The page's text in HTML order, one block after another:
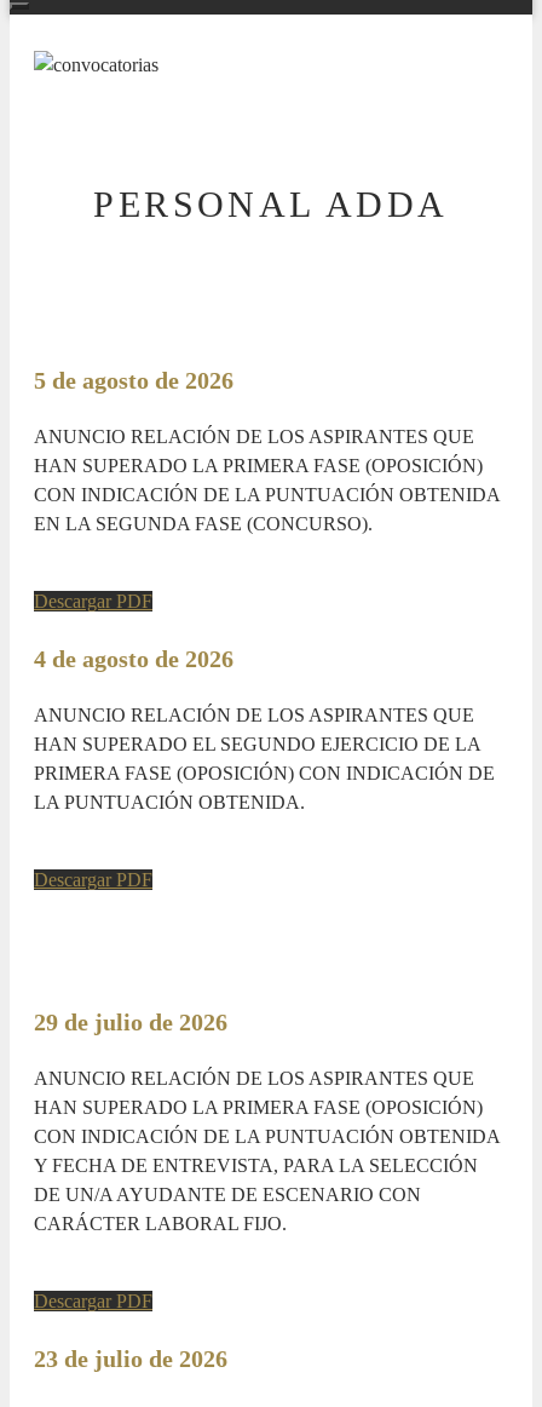
PERSONAL ADDA
5 de agosto de 2026
ANUNCIO RELACIÓN DE LOS ASPIRANTES QUE
HAN SUPERADO LA PRIMERA FASE (OPOSICIÓN)
CON INDICACIÓN DE LA PUNTUACIÓN OBTENIDA
EN LA SEGUNDA FASE (CONCURSO).
Descargar PDF
4 de agosto de 2026
ANUNCIO RELACIÓN DE LOS ASPIRANTES QUE
HAN SUPERADO EL SEGUNDO EJERCICIO DE LA
PRIMERA FASE (OPOSICIÓN) CON INDICACIÓN DE
LA PUNTUACIÓN OBTENIDA.
Descargar PDF
29 de julio de 2026
ANUNCIO RELACIÓN DE LOS ASPIRANTES QUE
HAN SUPERADO LA PRIMERA FASE (OPOSICIÓN)
CON INDICACIÓN DE LA PUNTUACIÓN OBTENIDA
Y FECHA DE ENTREVISTA, PARA LA SELECCIÓN
DE UN/A AYUDANTE DE ESCENARIO CON
CARÁCTER LABORAL FIJO.
Descargar PDF
23 de julio de 2026